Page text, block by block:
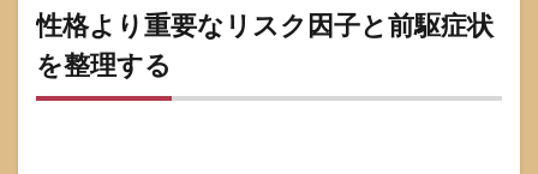
秘：
水
分・
食物
繊維
性格より重要なリスク因子と前駆症状
を整理する